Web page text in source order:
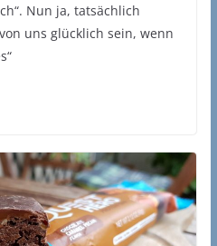
Nun ja, tatsächlich
uns glücklich sein, wenn